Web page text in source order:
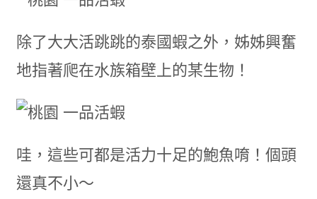
除了大大活跳跳的泰國蝦之外，姊姊興奮
地指著爬在水族箱壁上的某生物！
哇，這些可都是活力十足的鮑魚唷！個頭
還真不小～